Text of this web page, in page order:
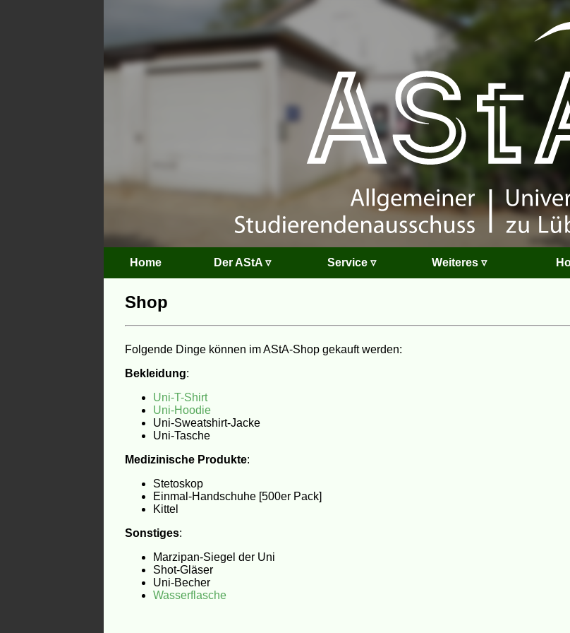
Home Der AStA ▿ Service ▿ Weiteres ▿
Shop
Folgende Dinge können im AStA-Shop gekauft werden:
Bekleidung:
Uni-T-Shirt
Uni-Hoodie
Uni-Sweatshirt-Jacke
Uni-Tasche
Medizinische Produkte:
Stetoskop
Einmal-Handschuhe [500er Pack]
Kittel
Sonstiges:
Marzipan-Siegel der Uni
Shot-Gläser
Uni-Becher
Wasserflasche